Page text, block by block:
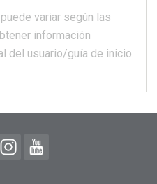
variar según las
información
del usuario/guía de inicio